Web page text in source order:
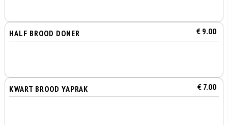
HALF BROOD DONER € 9.00
KWART BROOD YAPRAK € 7.00